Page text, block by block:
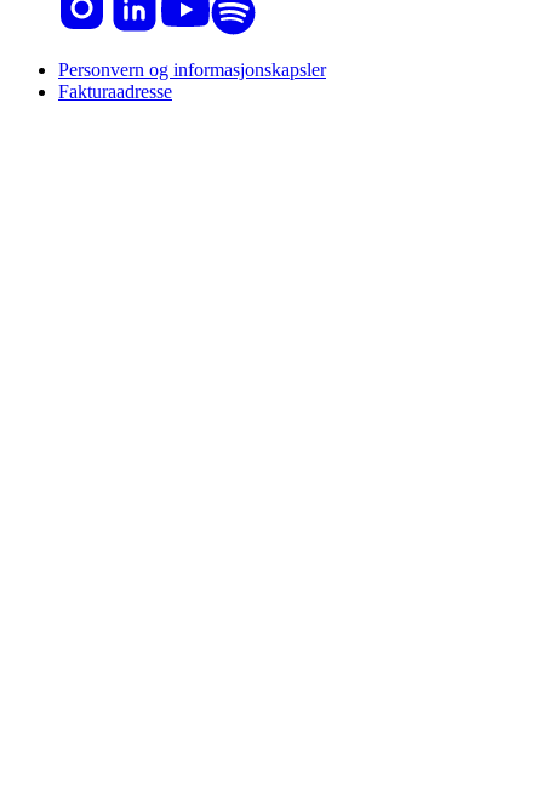
Personvern og informasjonskapsler
Fakturaadresse